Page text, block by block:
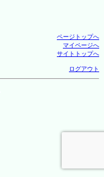
ページトップへ
マイページへ
サイトトップへ
ログアウト